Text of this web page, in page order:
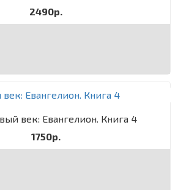
2490р.
век: Евангелион. Книга 4
1750р.